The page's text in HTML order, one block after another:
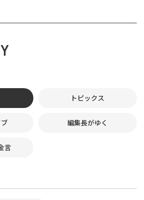
トピックス
編集長がゆく
言